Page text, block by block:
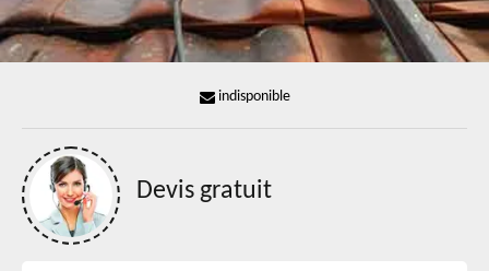
indisponible
Devis gratuit